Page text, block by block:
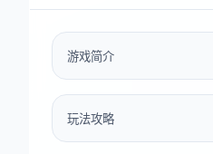
游戏简介
玩法攻略